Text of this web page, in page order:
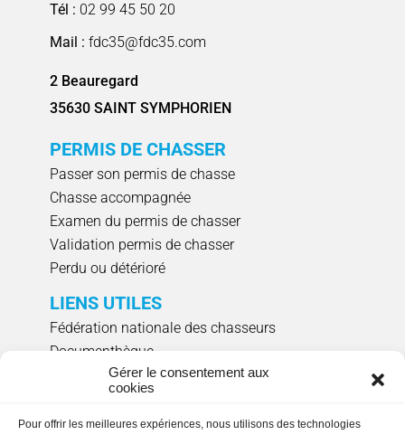
Gérer le consentement aux
cookies
Pour offrir les meilleures expériences, nous utilisons des technologies
Tél : 02 99 45 50 20
Mail : fdc35@fdc35.com
2 Beauregard
35630 SAINT SYMPHORIEN
PERMIS DE CHASSER
Passer son permis de chasse
Chasse accompagnée
Examen du permis de chasser
Validation permis de chasser
Perdu ou détérioré
LIENS UTILES
Fédération nationale des chasseurs
Documenthèque
Agenda évènements